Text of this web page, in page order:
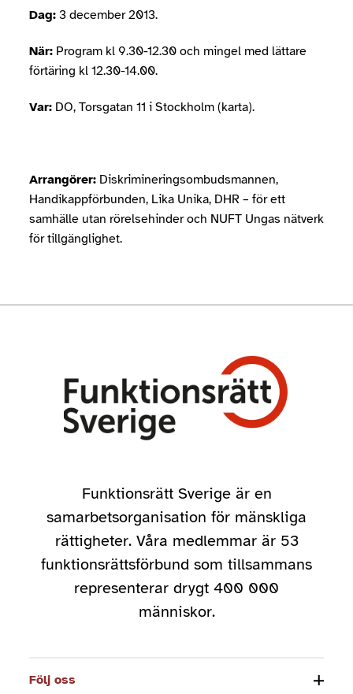
Dag: 3 december 2013.
När: Program kl 9.30-12.30 och mingel med lättare
förtäring kl 12.30-14.00.
Var: DO, Torsgatan 11 i Stockholm (karta).
Arrangörer: Diskrimineringsombudsmannen,
Handikappförbunden, Lika Unika, DHR – för ett
samhälle utan rörelsehinder och NUFT Ungas nätverk
för tillgänglighet.
Funktionsrätt Sverige är en
samarbetsorganisation för mänskliga
rättigheter. Våra medlemmar är 53
funktionsrättsförbund som tillsammans
representerar drygt 400 000
människor.
Följ oss